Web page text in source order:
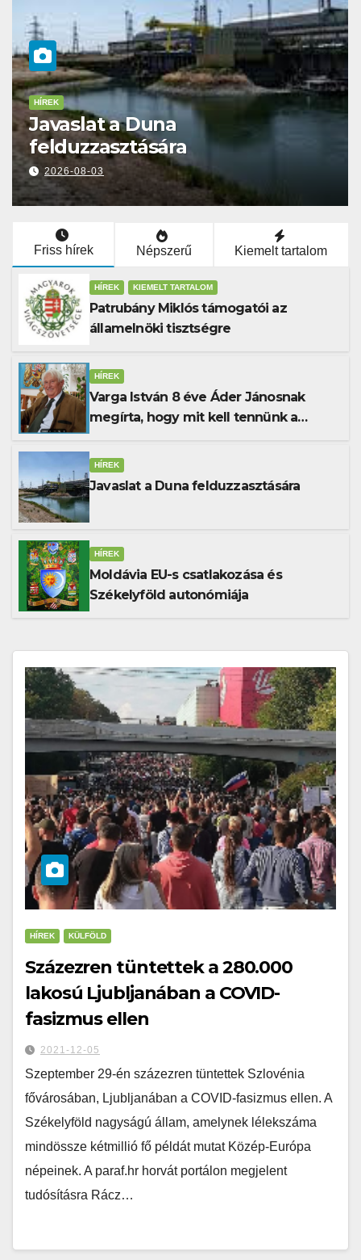
Moldávia EU-s csatlakozása
Székelyföld autonómiája
2026-07-31
Friss hírek Népszerű Kiemelt tartalom
HÍREK KIEMELT TARTALOM
Patrubány Miklós támogatói az
államelnöki tisztségre
HÍREK
Varga István 8 éve Áder Jánosnak
megírta, hogy mit kell tennünk a
HÍREK
Javaslat a Duna felduzzasztására
HÍREK
Moldávia EU-s csatlakozása és
Székelyföld autonómiája
HÍREK KÜLFÖLD
Százezren tüntettek a 280.000
lakosú Ljubljanában a COVID-
fasizmus ellen
2021-12-05
Szeptember 29-én százezren tüntettek Szlovénia
fővárosában, Ljubljanában a COVID-fasizmus ellen. A
Székelyföld nagyságú állam, amelynek lélekszáma
mindössze kétmillió fő példát mutat Közép-Európa
népeinek. A paraf.hr horvát portálon megjelent
tudósításra Rácz…